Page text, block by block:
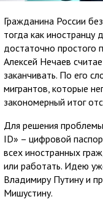
Гражданина России
тогда как иностранцу
достаточно простого
Алексей Нечаев
заканчивать. По его
мигрантов, которые
закономерный итог
Для решения
ID» – цифровой
всех иностранных
или работать. Идею
Владимиру Путину и
Мишустину.